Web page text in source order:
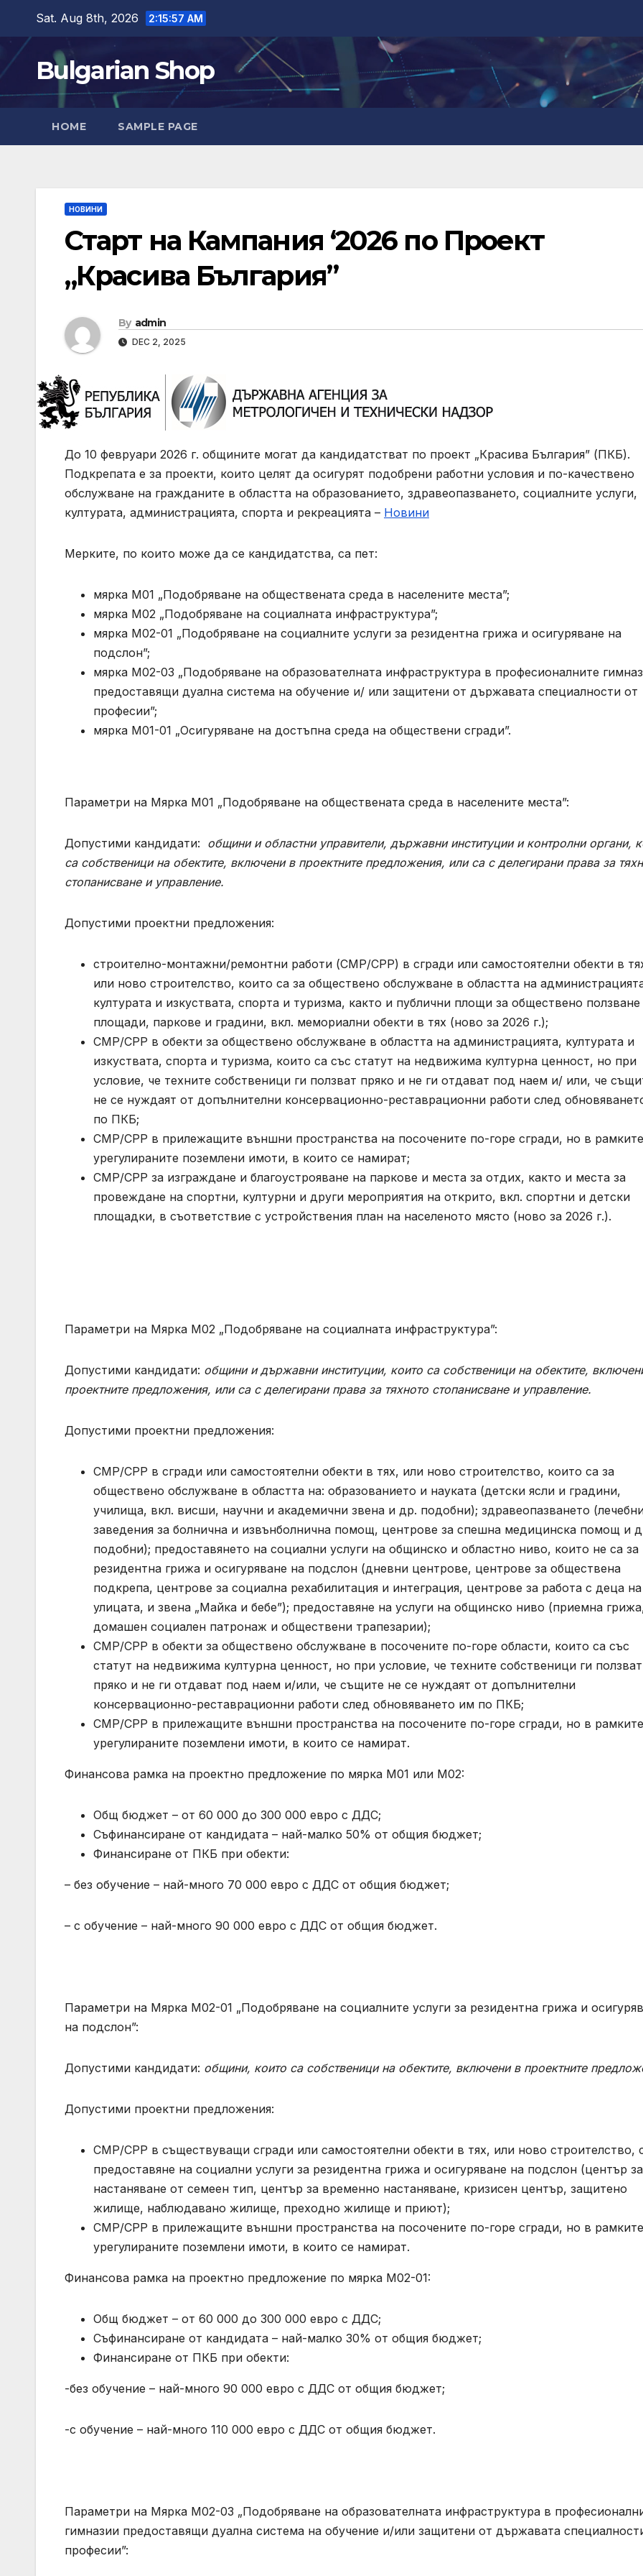
content
Sat. Aug 8th, 2026 2:15:58 AM
Bulgarian Shop
HOME SAMPLE PAGE
НОВИНИ
Старт на Кампания ‘2026 по Проект
„Красива България”
By admin
DEC 2, 2025
До 10 февруари 2026 г. общините могат да кандидатстват по проект „Красива България” (ПКБ).
Подкрепата е за проекти, които целят да осигурят подобрени работни условия и по-качествено
обслужване на гражданите в областта на образованието, здравеопазването, социалните услуги,
културата, администрацията, спорта и рекреацията – Новини
Мерките, по които може да се кандидатства, са пет:
мярка М01 „Подобряване на обществената среда в населените места”;
мярка М02 „Подобряване на социалната инфраструктура”;
мярка М02-01 „Подобряване на социалните услуги за резидентна грижа и осигуряване на
подслон”;
мярка М02-03 „Подобряване на образователната инфраструктура в професионалните
предоставящи дуална система на обучение и/ или защитени от държавата специалности от
професии”;
мярка М01-01 „Осигуряване на достъпна среда на обществени сгради”.
Параметри на Мярка М01 „Подобряване на обществената среда в населените места”:
Допустими кандидати: общинии областни управители, държавни институции и контролни органи,
са собственици на обектите, включени в проектните предложения, или са с делегирани права за
стопанисване и управление.
Допустими проектни предложения:
строително-монтажни/ремонтни работи (СМР/СРР) в сгради или самостоятелни обекти в
или ново строителство, които са за обществено обслужване в областта на
културата и изкуствата, спорта и туризма, както и публични площи за обществено ползване
площади, паркове и градини, вкл. мемориални обекти в тях (ново за 2026 г.);
СМР/СРР в обекти за обществено обслужване в областта на администрацията, културата и
изкуствата, спорта и туризма, които са със статут на недвижима културна ценност, но при
условие, че техните собственици ги ползват пряко и не ги отдават под наем и/ или, че
не се нуждаят от допълнителни консервационно-реставрационни работи след
по ПКБ;
СМР/СРР в прилежащите външни пространства на посочените по-горе сгради, но в
урегулираните поземлени имоти, в които се намират;
СМР/СРР за изграждане и благоустрояване на паркове и места за отдих, както и места за
провеждане на спортни, културни и други мероприятия на открито, вкл. спортни и детски
площадки, в съответствие с устройствения план на населеното място (ново за 2026 г.).
Параметри на Мярка М02 „Подобряване на социалната инфраструктура”:
Допустими кандидати: общини и държавни институции, които са собственици на обектите,
проектните предложения, или са с делегирани права за тяхното стопанисване и управление.
Допустими проектни предложения:
СМР/СРР в сгради или самостоятелни обекти в тях, или ново строителство, които са за
обществено обслужване в областта на: образованието и науката (детски ясли и градини,
училища, вкл. висши, научни и академични звена и др. подобни); здравеопазването
заведения за болнична и извънболнична помощ, центрове за спешна медицинска помощ и
подобни); предоставянето на социални услуги на общинско и областно ниво, които не са за
резидентна грижа и осигуряване на подслон (дневни центрове, центрове за обществена
подкрепа, центрове за социална рехабилитация и интеграция, центрове за работа с деца на
улицата, и звена „Майка и бебе”); предоставяне на услуги на общинско ниво (приемна
домашен социален патронаж и обществени трапезарии);
СМР/СРР в обекти за обществено обслужване в посочените по-горе области, които са със
статут на недвижима културна ценност, но при условие, че техните собственици ги ползват
пряко и не ги отдават под наем и/или, че същите не се нуждаят от допълнителни
консервационно-реставрационни работи след обновяването им по ПКБ;
СМР/СРР в прилежащите външни пространства на посочените по-горе сгради, но в
урегулираните поземлени имоти, в които се намират.
Финансова рамка на проектно предложение по мярка М01 или М02:
Общ бюджет – от 60 000 до 300 000 евро с ДДС;
Съфинансиране от кандидата – най-малко 50% от общия бюджет;
Финансиране от ПКБ при обекти:
– без обучение – най-много 70 000 евро с ДДС от общия бюджет;
– с обучение – най-много 90 000 евро с ДДС от общия бюджет.
Параметри на Мярка М02-01 „Подобряване на социалните услуги за резидентна грижа и
на подслон”:
Допустими кандидати: общини, които са собственици на обектите, включени в проектните
Допустими проектни предложения:
СМР/СРР в съществуващи сгради или самостоятелни обекти в тях, или ново строителство,
предоставяне на социални услуги за резидентна грижа и осигуряване на подслон (център за
настаняване от семеен тип, център за временно настаняване, кризисен център, защитено
жилище, наблюдавано жилище, преходно жилище и приют);
СМР/СРР в прилежащите външни пространства на посочените по-горе сгради, но в
урегулираните поземлени имоти, в които се намират.
Финансова рамка на проектно предложение по мярка М02-01:
Общ бюджет – от 60 000 до 300 000 евро с ДДС;
Съфинансиране от кандидата – най-малко 30% от общия бюджет;
Финансиране от ПКБ при обекти:
-без обучение – най-много 90 000 евро с ДДС от общия бюджет;
-с обучение – най-много 110 000 евро с ДДС от общия бюджет.
Параметри на Мярка М02-03 „Подобряване на образователната инфраструктура в
гимназии предоставящи дуална система на обучение и/или защитени от държавата
професии”: